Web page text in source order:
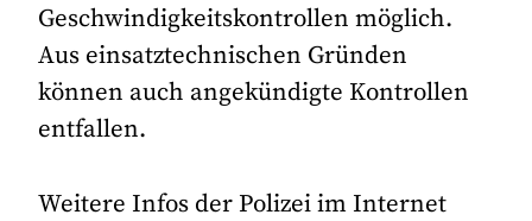
Geschwindigkeitskontrollen möglich.
Aus einsatztechnischen Gründen
können auch angekündigte Kontrollen
entfallen.
Weitere Infos der Polizei im Internet